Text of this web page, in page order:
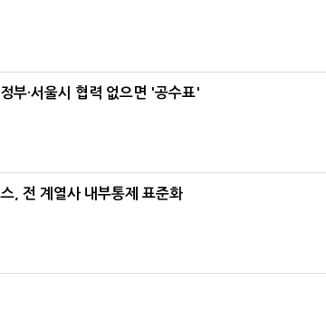
부·서울시 협력 없으면 '공수표'
, 전 계열사 내부통제 표준화